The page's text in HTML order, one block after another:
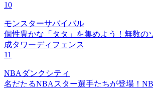
10
モンスターサバイバル
個性豊かな「タタ」を集めよう！無数の
成タワーディフェンス
11
NBAダンクシティ
名だたるNBAスター選手たちが登場！